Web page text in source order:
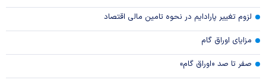
لزوم تغییر پارادایم در نحوه تامین مالی اقتصاد
مزایای اوراق گام
صفر تا صد «اوراق گام»